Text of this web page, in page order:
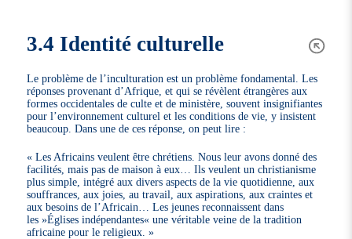
3.4 Identité culturelle
Le problème de l’inculturation est un problème fondamental. Les
réponses provenant d’Afrique, et qui se révèlent étrangères aux
formes occidentales de culte et de ministère, souvent insignifiantes
pour l’environnement culturel et les conditions de vie, y insistent
beaucoup. Dans une de ces réponse, on peut lire :
« Les Africains veulent être chrétiens. Nous leur avons donné des
facilités, mais pas de maison à eux… Ils veulent un christianisme
plus simple, intégré aux divers aspects de la vie quotidienne, aux
souffrances, aux joies, au travail, aux aspirations, aux craintes et
aux besoins de l’Africain… Les jeunes reconnaissent dans
les »Églises indépendantes« une véritable veine de la tradition
africaine pour le religieux. »